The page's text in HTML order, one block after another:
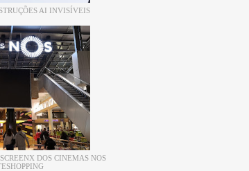
AI INVISÍVEIS
DOS CINEMAS NOS